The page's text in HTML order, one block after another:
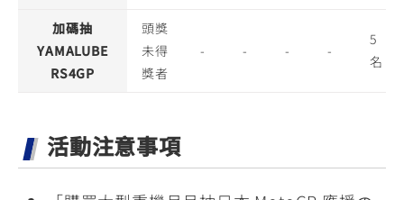
加碼抽
YAMALUBE
RS4GP
頭獎
未得
獎者
- - - -
5
名
活動注意事項